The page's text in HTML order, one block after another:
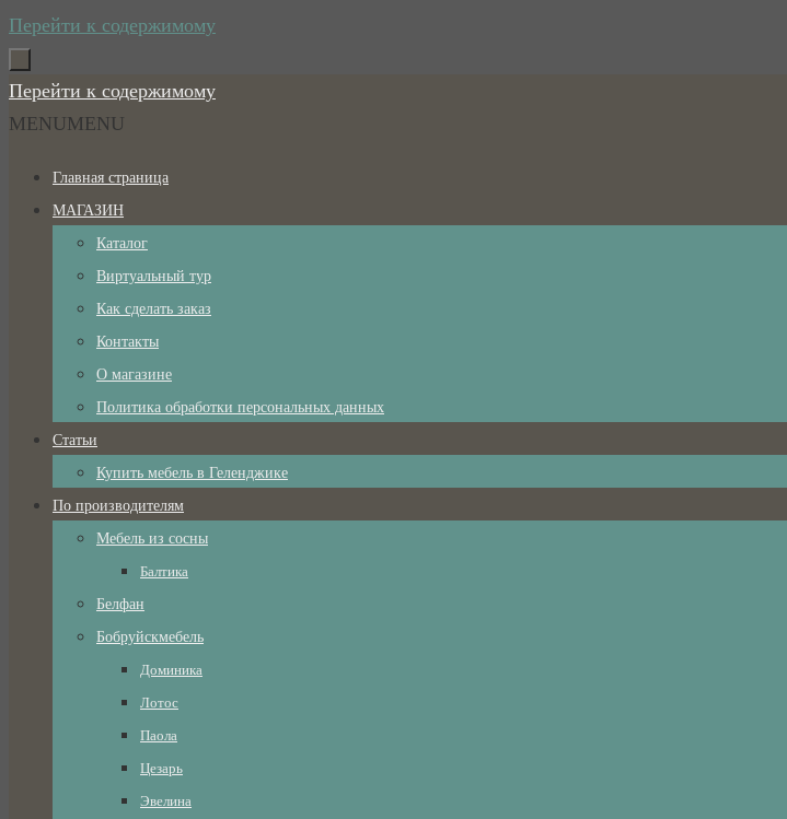
Перейти к содержимому
Перейти к содержимому
MENUMENU
Главная страница
МАГАЗИН
Каталог
Виртуальный тур
Как сделать заказ
Контакты
О магазине
Политика обработки персональных данных
Статьи
Купить мебель в Геленджике
По производителям
Мебель из сосны
Балтика
Белфан
Бобруйскмебель
Доминика
Лотос
Паола
Цезарь
Эвелина